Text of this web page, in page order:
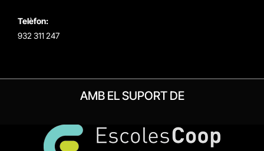
Telèfon:
932 311 247
AMB EL SUPORT DE